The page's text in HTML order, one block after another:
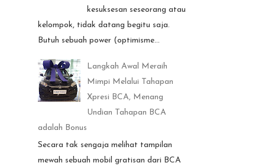
kesuksesan seseorang atau
kelompok, tidak datang begitu saja.
Butuh sebuah power (optimisme...
Langkah Awal Meraih
Mimpi Melalui Tahapan
Xpresi BCA, Menang
Undian Tahapan BCA
adalah Bonus
Secara tak sengaja melihat tampilan
mewah sebuah mobil gratisan dari BCA